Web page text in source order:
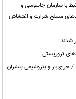
۲۱ نفر از مزدوران مرتبط با سازمان جاسوسی و
۴ نفر از اعضای باندهای مسلح شرارت و اغتشاش
شدند
کالا / حراج باز و پتروشیمی پیشران